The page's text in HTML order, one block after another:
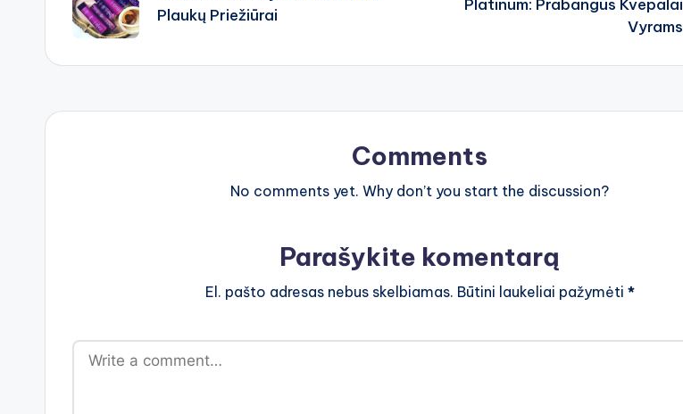
Plaukų Priežiūrai
Platinum: Prabangūs Kvepalai
Vyrams
Comments
No comments yet. Why don’t you start the discussion?
Parašykite komentarą
El. pašto adresas nebus skelbiamas. Būtini laukeliai pažymėti *